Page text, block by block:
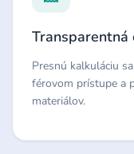
Transparentná
Presnú kalkuláciu
férovom prístupe a
materiálov.